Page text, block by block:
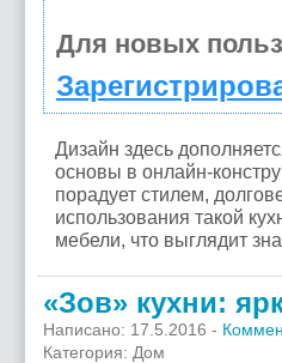
Для новых
Дизайн здесь
основы в онлайн-
порадует стилем,
использования такой
мебели, что выглядит
«Зов» кухни:
Написано: 17.5.2016 -
Категория: Дом